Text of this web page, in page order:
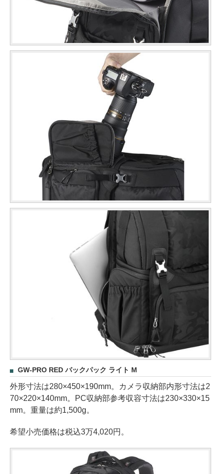
GW-PRO RED バックパック ライト M
外形寸法は280×450×190mm。カメラ収納部内形寸法は2
70×220×140mm。PC収納部参考収容寸法は230×330×15
mm。重量は約1,500g。
希望小売価格は税込3万4,020円。